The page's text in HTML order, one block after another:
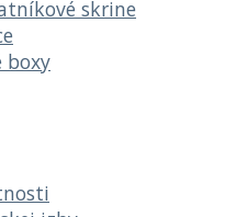
skrine
boxy